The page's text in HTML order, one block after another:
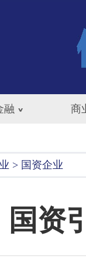
融 商
> 国资企业
资